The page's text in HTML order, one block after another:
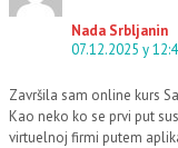
Nada Srbljanin
07.12.2025 у
Završila sam online kurs
Kao neko ko se prvi put
virtuelnoj firmi putem